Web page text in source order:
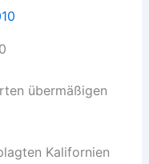
übermäßigen
Kalifornien